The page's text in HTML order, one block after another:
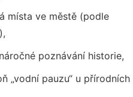
místa ve městě (podle
poznávání historie,
„vodní pauzu“ u přírodních